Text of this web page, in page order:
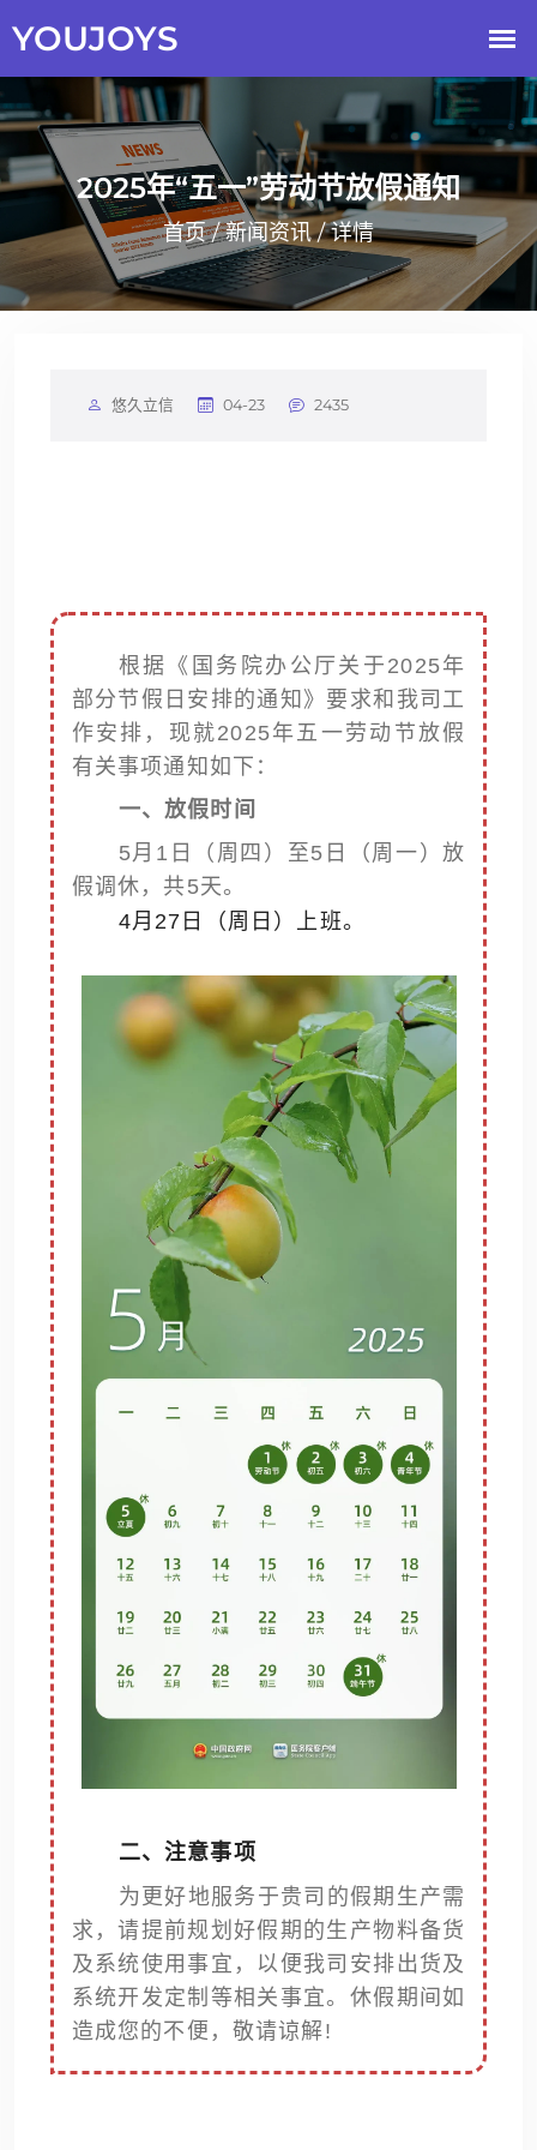
2025年“五一”劳动节放假通知
首页/新闻资讯/ 详情
悠久立信 04-23 2435
根据《国务院办公厅关于2025年
部分节假日安排的通知》要求和我司工
作安排，现就2025年五一劳动节放假
有关事项通知如下：
一、放假时间
5月1日（周四）至5日（周一）放
假调休 ，共5天。
4月27日（周日）上班。
二、注意事项
为更好地服务于贵司的假期生产需
求，请提前规划好假期的生产物料备货
及系统使用事宜，以便我司安排出货及
系统开发定制等相关事宜。休假期间如
造成您的不便，敬请谅解!